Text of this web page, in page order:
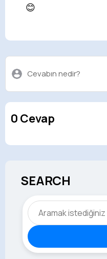
😊
Cevabın nedir?
0 Cevap
SEARCH